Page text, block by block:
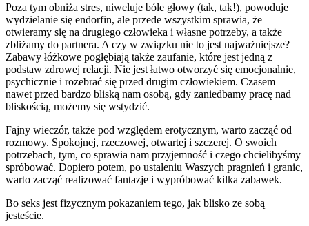
Poza tym obniża stres, niweluje bóle głowy (tak, tak!), powoduje
wydzielanie się endorfin, ale przede wszystkim sprawia, że
otwieramy się na drugiego człowieka i własne potrzeby, a także
zbliżamy do partnera. A czy w związku nie to jest najważniejsze?
Zabawy łóżkowe pogłębiają także zaufanie, które jest jedną z
podstaw zdrowej relacji. Nie jest łatwo otworzyć się emocjonalnie,
psychicznie i rozebrać się przed drugim człowiekiem. Czasem
nawet przed bardzo bliską nam osobą, gdy zaniedbamy pracę nad
bliskością, możemy się wstydzić.
Fajny wieczór, także pod względem erotycznym, warto zacząć od
rozmowy. Spokojnej, rzeczowej, otwartej i szczerej. O swoich
potrzebach, tym, co sprawia nam przyjemność i czego chcielibyśmy
spróbować. Dopiero potem, po ustaleniu Waszych pragnień i granic,
warto zacząć realizować fantazje i wypróbować kilka zabawek.
Bo seks jest fizycznym pokazaniem tego, jak blisko ze sobą
jesteście.